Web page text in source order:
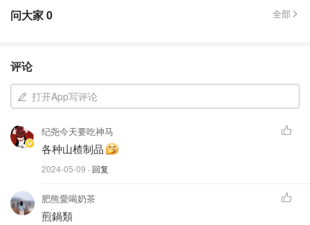
问大家0 全部
评论
打开App写评论
纪尧今天要吃神马
各种山楂制品
2024-05-09 · 回复
肥熊愛喝奶茶
煎鍋類